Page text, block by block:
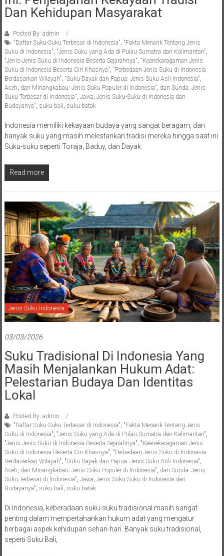
Dan Kehidupan Masyarakat
Posted By: admin
"Daftar Suku-Suku Terbesar di Indonesia" "Fakta Menarik Tentang Jenis
Suku di Indonesia" "Jenis Suku yang Ada di Pulau Sumatra dan Kalimantan"
"Jenis-Jenis Suku di Indonesia Beserta Sejarahnya" "Keanekaragaman Jenis
Suku di Indonesia Beserta Ciri Khasnya" "Perbedaan Jenis Suku di Indonesia
Berdasarkan Wilayah" "Suku Dayak dan Papua: Jenis Suku Asli Indonesia"
Aceh dan Minangkabau: Jenis Suku Populer di Indonesia" dan Sunda: Jenis
Suku Terbesar di Indonesia" Jawa Jenis Suku-Suku di Indonesia dan
Budayanya" suku bali suku batak
Indonesia memiliki kekayaan budaya yang sangat beragam, dan
banyak suku yang masih melestarikan tradisi mereka hingga saat ini.
Suku-suku seperti Toraja, Baduy, dan Dayak
Read more
Jenis Suku Indonesia
03/03/2026
Suku Tradisional Di Indonesia Yang
Masih Menjalankan Hukum Adat:
Pelestarian Budaya Dan Identitas
Lokal
Posted By: admin
"Daftar Suku-Suku Terbesar di Indonesia", "Fakta Menarik Tentang Jenis
Suku di Indonesia", "Jenis Suku yang Ada di Pulau Sumatra dan Kalimantan",
"Jenis-Jenis Suku di Indonesia Beserta Sejarahnya", "Keanekaragaman Jenis
Suku di Indonesia Beserta Ciri Khasnya", "Perbedaan Jenis Suku di Indonesia
Berdasarkan Wilayah", "Suku Dayak dan Papua: Jenis Suku Asli Indonesia",
Aceh, dan Minangkabau: Jenis Suku Populer di Indonesia", dan Sunda: Jenis
Suku Terbesar di Indonesia", Jawa, Jenis Suku-Suku di Indonesia dan
Budayanya", suku bali, suku batak
Di Indonesia, keberadaan suku-suku tradisional masih sangat
penting dalam mempertahankan hukum adat yang mengatur
berbagai aspek kehidupan sehari-hari. Banyak suku tradisional,
seperti Suku Bali,